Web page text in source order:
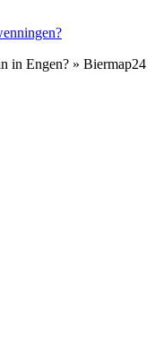
in Engen? » Biermap24